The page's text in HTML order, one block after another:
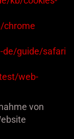
/chrome
de/guide/safari
/web-
von